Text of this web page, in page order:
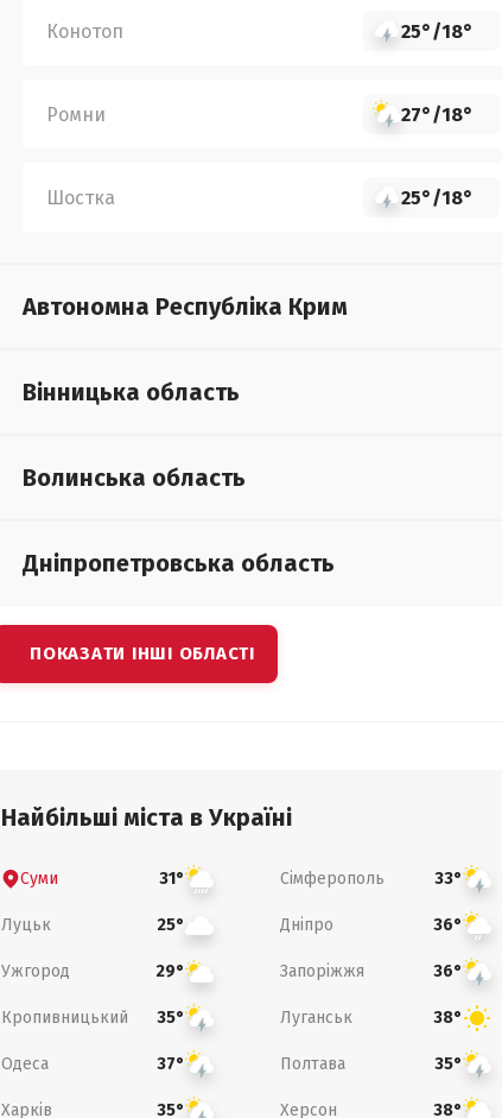
Конотоп 25°/18°
Ромни 27°/18°
Шостка 25°/18°
Автономна Республіка Крим
Вінницька область
Волинська область
Дніпропетровська область
ПОКАЗАТИ ІНШІ ОБЛАСТІ
Найбільші міста в Україні
Суми 31° Сімферополь 33°
Луцьк 25° Дніпро 36°
Ужгород 29° Запоріжжя 36°
Кропивницький 35° Луганськ 38°
Одеса 37° Полтава 35°
Харків 35° Херсон 38°